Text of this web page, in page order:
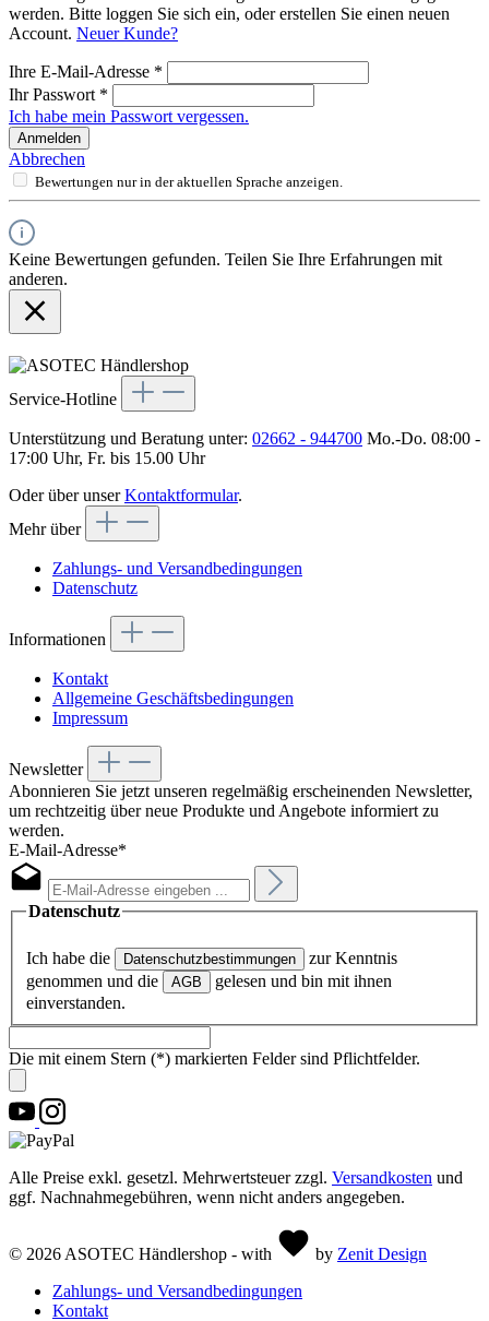
werden. Bitte loggen Sie sich ein, oder erstellen Sie einen neuen
Account. Neuer Kunde?
Ihre E-Mail-Adresse *
Ihr Passwort *
Ich habe mein Passwort vergessen.
Anmelden
Abbrechen
Bewertungen nur in der aktuellen Sprache anzeigen.
Keine Bewertungen gefunden. Teilen Sie Ihre Erfahrungen mit
anderen.
Service-Hotline
Unterstützung und Beratung unter: 02662 - 944700 Mo.-Do. 08:00 -
17:00 Uhr, Fr. bis 15.00 Uhr
Oder über unserKontaktformular.
Mehr über
Zahlungs- und Versandbedingungen
Datenschutz
Informationen
Kontakt
Allgemeine Geschäftsbedingungen
Impressum
Newsletter
Abonnieren Sie jetzt unseren regelmäßig erscheinenden Newsletter,
um rechtzeitig über neue Produkte und Angebote informiert zu
werden.
E-Mail-Adresse*
Datenschutz
Ich habe die Datenschutzbestimmungen
zur Kenntnis
genommen und die
AGB
gelesen und bin mit ihnen
einverstanden.
Die mit einem Stern (*) markierten Felder sind Pflichtfelder.
Alle Preise exkl. gesetzl. Mehrwertsteuer zzgl. Versandkosten und
ggf. Nachnahmegebühren, wenn nicht anders angegeben.
© 2026 ASOTEC Händlershop - with by Zenit Design
Zahlungs- und Versandbedingungen
Kontakt